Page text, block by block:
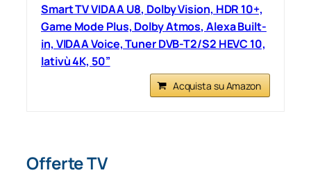
Smart TV VIDAA U8, Dolby Vision, HDR 10+,
Game Mode Plus, Dolby Atmos, Alexa Built-
in, VIDAA Voice, Tuner DVB-T2/S2 HEVC 10,
lativù 4K, 50”
Acquista su Amazon
Offerte TV